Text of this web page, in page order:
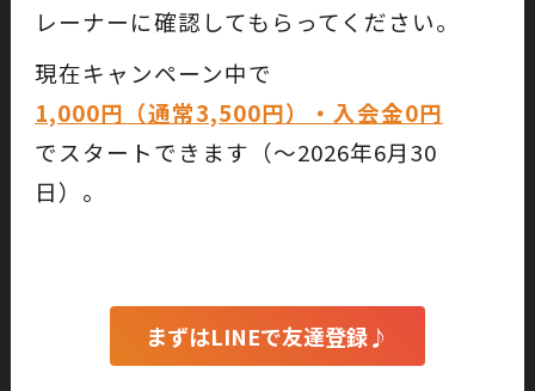
レーナーに確認してもらってください。
現在キャンペーン中で
1,000円（通常3,500円）・入会金0円
でスタートできます（〜2026年6月30
日）。
まずはLINEで友達登録♪